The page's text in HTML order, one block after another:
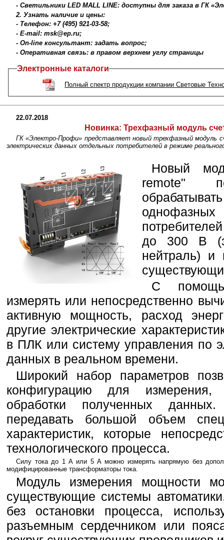
- Светильники LED MALL LINE: доступны для заказа в ГК
2. Узнать наличие и цены:
- Телефон: +7 (495) 921-03-58;
- E-mail: msk@ep.ru;
- On-line консультант: задать вопрос;
- Оперативная связь: в правом верхнем углу страницы
Электронные каталоги
Полный спектр продукции компании Световые
22.07.2018
Новинка: Трехфазный модуль
ГК «Электро-Профи» представляет новый трехфазный модуль
электрических данных отдельных потребителей в режиме
Новый
remote"
до 300 В
нейтраль) и
С
измерять или непосредственно
активную мощность, расход
другие электрические
в ПЛК или систему управления по
данных в реальном времени.
Широкий набор параметров
конфигурацию для
обработки полученных
передавать большой объем
характеристик, которые
технологического процесса.
Силу тока до 1 A или 5 A можно измерять напрямую без
модифицированные трансформаторы тока.
Модуль измерения мощности
существующие системы
без остановки процесса,
разъемным сердечником или